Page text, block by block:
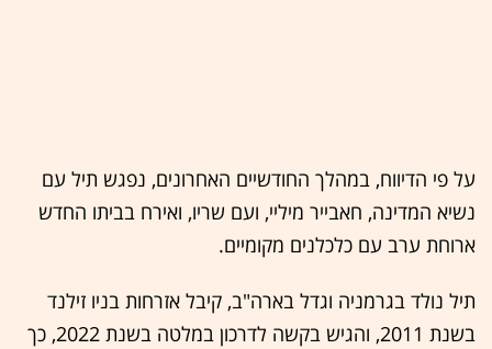
על פי הדיווח, במהלך החודשיים האחרונים, נפגש תיל עם
נשיא המדינה, חאבייר מיליי, ועם שריו, ואירח בביתו החדש
ארוחת ערב עם כלכלנים מקומיים.
תיל נולד בגרמניה וגדל בארה"ב, קיבל אזרחות בניו זילנד
בשנת 2011, והגיש בקשה לדרכון במלטה בשנת 2022, כך